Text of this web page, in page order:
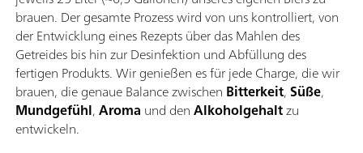
brauen. Der gesamte Prozess wird von uns kontrolliert, von
der Entwicklung eines Rezepts über das Mahlen des
Getreides bis hin zur Desinfektion und Abfüllung des
fertigen Produkts. Wir genießen es für jede Charge, die wir
brauen, die genaue Balance zwischen Bitterkeit,Süße,
Mundgefühl,Aroma und denAlkoholgehaltzu
entwickeln.